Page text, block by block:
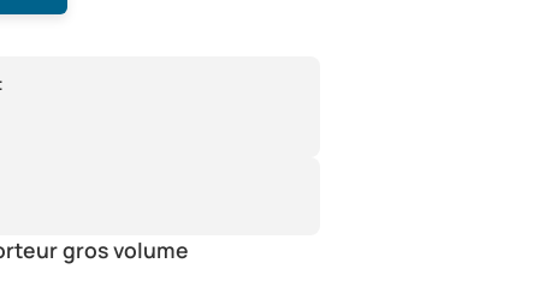
gros volume